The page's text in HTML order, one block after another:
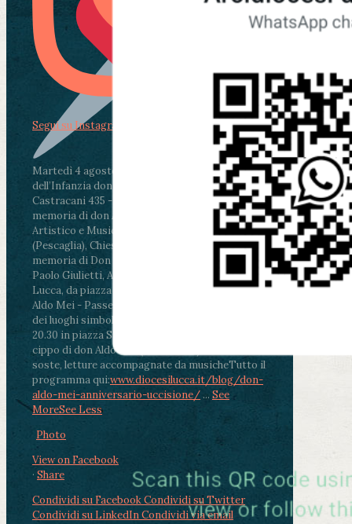
Martedì 4 agosto2026
ore 11:30 - Lucca, Scuola
dell’Infanzia don Aldo Mei - Viale Castruccio
Castracani 435 - Inaugurazione murales in
memoria di don Aldo Mei curato dal Liceo
Artistico e Musicale “Passaglia”
ore 18 - Fiano
(Pescaglia), Chiesa parrocchiale - Messa in
memoria di Don Aldo Mei celebrata da mons.
Paolo Giulietti, Arcivescovo di Lucca
ore 20.30 -
Lucca, da piazza San Michele al Cippo di don
Aldo Mei - Passeggiata della Memoria in alcuni
dei luoghi simbolo della città. Ritrovo alle ore
20.30 in piazza San Michele con conclusione al
cippo di don Aldo Mei (Porta Elisa). Durante le
soste, letture accompagnate da musicheTutto il
programma qui:www.diocesilucca.it/blog/don-
aldo-mei-anniversario-uccisione/ ... See
MoreSee Less
Photo
View on Facebook
· Share
Condividi su FacebookCondividi su Twitter
Condividi su LinkedInCondividi via email
Segui su Instagram